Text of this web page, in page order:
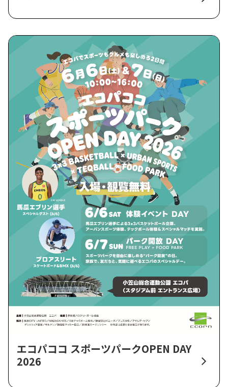
エコパココ スポーツパークOPEN DAY
2026